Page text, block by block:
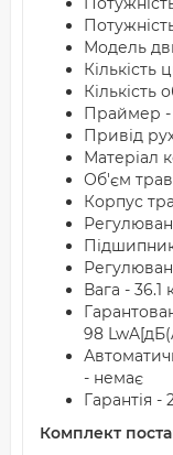
Модель
Кількість
Кількість
Праймер -
Привід
Матеріал
Об'єм
Корпус
Вага - 36.1
98
- немає
Гарантія -
Комплект